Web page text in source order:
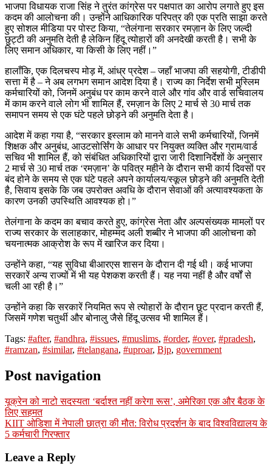
भाजपा विधायक राजा सिंह ने तुरंत कांग्रेस पर पक्षपात का आरोप लगाते हुए इस
कदम की आलोचना की। उन्होंने आधिकारिक परिपत्र की एक प्रति साझा करते
हुए सोशल मीडिया पर पोस्ट किया, “तेलंगाना सरकार रमज़ान के लिए जल्दी
छुट्टी की अनुमति देती है लेकिन हिंदू त्योहारों की अनदेखी करती है। सभी के
लिए समान अधिकार, या किसी के लिए नहीं।”
हालाँकि, एक दिलचस्प मोड़ में, आंध्र प्रदेश – जहाँ भाजपा की सहयोगी, टीडीपी
सत्ता में है – ने अब लगभग समान आदेश दिया है। राज्य का निर्देश सभी मुस्लिम
कर्मचारियों को, जिनमें अनुबंध पर काम करने वाले और गांव और वार्ड सचिवालय
में काम करने वाले लोग भी शामिल हैं, रमज़ान के लिए 2 मार्च से 30 मार्च तक
समापन समय से एक घंटे पहले छोड़ने की अनुमति देता है।
आदेश में कहा गया है, “सरकार इस्लाम को मानने वाले सभी कर्मचारियों, जिनमें
शिक्षक और अनुबंध, आउटसोर्सिंग के आधार पर नियुक्त व्यक्ति और ग्राम/वार्ड
सचिव भी शामिल हैं, को संबंधित अधिकारियों द्वारा जारी दिशानिर्देशों के अनुसार
2 मार्च से 30 मार्च तक ‘रमज़ान’ के पवित्र महीने के दौरान सभी कार्य दिवसों पर
बंद होने के समय से एक घंटे पहले अपने कार्यालय/स्कूल छोड़ने की अनुमति देती
है, सिवाय इसके कि जब उपरोक्त अवधि के दौरान सेवाओं की अत्यावश्यकता के
कारण उनकी उपस्थिति आवश्यक हो।”
तेलंगाना के कदम का बचाव करते हुए, कांग्रेस नेता और अल्पसंख्यक मामलों पर
राज्य सरकार के सलाहकार, मोहम्मद अली शब्बीर ने भाजपा की आलोचना को
चयनात्मक आक्रोश के रूप में खारिज कर दिया।
उन्होंने कहा, “यह सुविधा बीआरएस शासन के दौरान दी गई थी। कई भाजपा
सरकारें अन्य राज्यों में भी यह पेशकश करती हैं। यह नया नहीं है और वर्षों से
चली आ रही है।”
उन्होंने कहा कि सरकारें नियमित रूप से त्योहारों के दौरान छूट प्रदान करती हैं,
जिसमें गणेश चतुर्थी और बोनालु जैसे हिंदू उत्सव भी शामिल हैं।
Tags: #after, #andhra, #issues, #muslims, #order, #over, #pradesh,
#ramzan, #similar, #telangana, #uproar, Bjp, government
Post navigation
यूक्रेन को नाटो सदस्यता ‘बर्दाश्त नहीं करेगा रूस’, अमेरिका एक और बैठक के
लिए सहमत
KIIT ओडिशा में नेपाली छात्रा की मौत: विरोध प्रदर्शन के बाद विश्वविद्यालय के
5 कर्मचारी गिरफ्तार
Leave a Reply